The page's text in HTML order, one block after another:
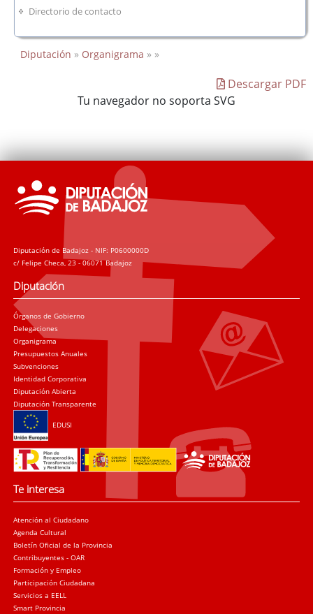
Directorio de contacto
Diputación » Organigrama » »
Descargar PDF
Tu navegador no soporta SVG
Diputación de Badajoz - NIF: P0600000D
c/ Felipe Checa, 23 - 06071 Badajoz
Diputación
Órganos de Gobierno
Delegaciones
Organigrama
Presupuestos Anuales
Subvenciones
Identidad Corporativa
Diputación Abierta
Diputación Transparente
EDUSI
Te interesa
Atención al Ciudadano
Agenda Cultural
Boletín Oficial de la Provincia
Contribuyentes - OAR
Formación y Empleo
Participación Ciudadana
Servicios a EELL
Smart Provincia